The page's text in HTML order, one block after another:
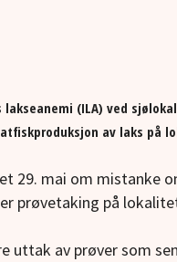
(ILA) ved
av laks på
29. mai om mistanke
prøvetaking på
uttak av prøver som